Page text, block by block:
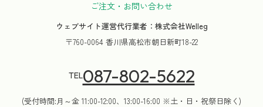
ご注文・お問い合わせ
ウェブサイト運営代行業者：株式会社Welleg
〒760-0064 香川県高松市朝日新町18-22
TEL087-802-5622
(受付時間:月～金 11:00-12:00、13:00-16:00 ※土・日・祝祭日除く)